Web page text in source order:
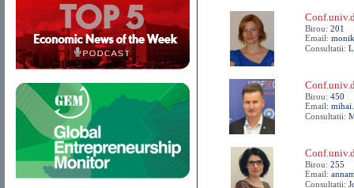
Birou: 201
Email:
Consultatii:
Birou: 450
Email:
Consultatii:
Birou: 255
Email:
Consultatii: